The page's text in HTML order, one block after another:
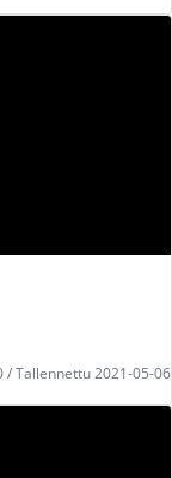
/ Tallennettu 2021-05-06